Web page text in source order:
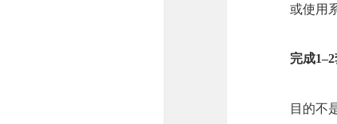
或使用
完成
目的不